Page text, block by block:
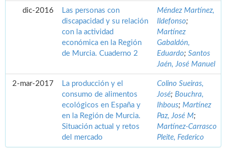
dic-2016
Las personas con
discapacidad y su relación
con la actividad
económica en la Región
de Murcia. Cuaderno 2
Méndez Martínez,
Ildefonso;
Martínez
Gabaldón,
Eduardo; Santos
Jaén, José Manuel
2-mar-2017
La producción y el
consumo de alimentos
ecológicos en España y
en la Región de Murcia.
Situación actual y retos
del mercado
Colino Sueiras,
José; Bouchra,
Ihbous; Martínez
Paz, José M;
Martínez-Carrasco
Pleite, Federico